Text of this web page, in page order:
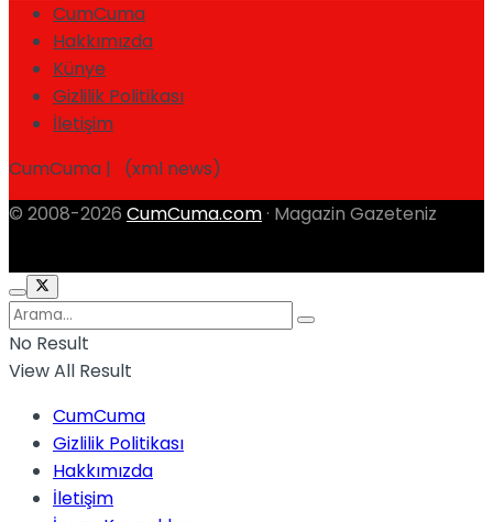
CumCuma
Hakkımızda
Künye
Gizlilik Politikası
İletişim
CumCuma | (xml news)
© 2008-2026 CumCuma.com · Magazin Gazeteniz
No Result
View All Result
CumCuma
Gizlilik Politikası
Hakkımızda
İletişim